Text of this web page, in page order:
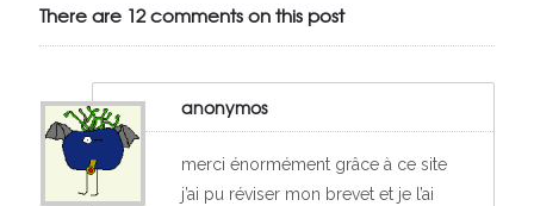
There are 12 comments on this post
anonymos
merci énormément grâce à ce site
j’ai pu réviser mon brevet et je l’ai